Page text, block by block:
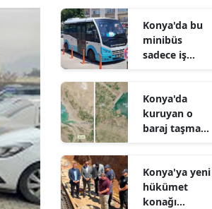
Konya'da bu
minibüs
sadece iş
Konya'da
kuruyan o
baraj taşma
Konya'ya yeni
hükümet
konağı